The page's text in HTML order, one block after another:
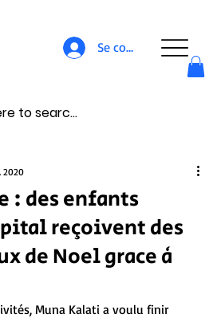
Se connecter
: des enfants
reçoivent des
de Noel grace à
2020
Muna Kalati a voulu finir